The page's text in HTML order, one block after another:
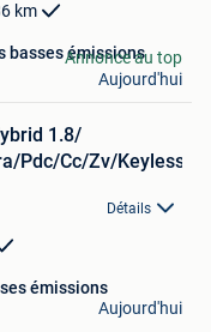
km
basses émissions
Annonce au top
Aujourd'hui
1.8/
Pdc/Cc/Zv/Keyless/
Détails
émissions
Aujourd'hui